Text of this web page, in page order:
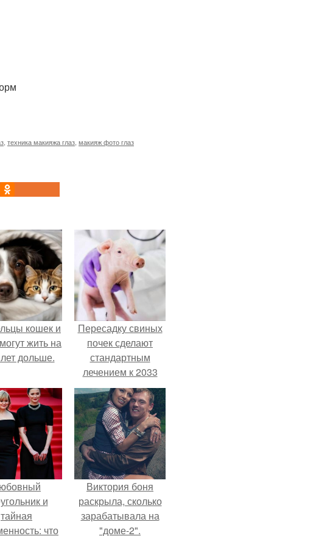
техника макияжа глаз макияж фото глаз
кошек и
жить на
дольше.
Пересадку свиных
почек сделают
стандартным
лечением к 2033
году в Японии.
и
тайная
что
Виктория боня
раскрыла, сколько
зарабатывала на
"доме-2".